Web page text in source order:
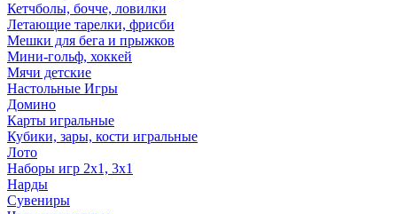
Кетчболы, бочче, ловилки
Летающие тарелки, фрисби
Мешки для бега и прыжков
Мини-гольф, хоккей
Мячи детские
Настольные Игры
Домино
Карты игральные
Кубики, зары, кости игральные
Лото
Наборы игр 2х1, 3х1
Нарды
Сувениры